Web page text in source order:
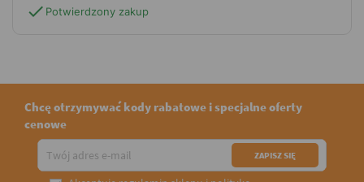
check Potwierdzony zakup
Chcę otrzymywać kody rabatowe i specjalne oferty
cenowe